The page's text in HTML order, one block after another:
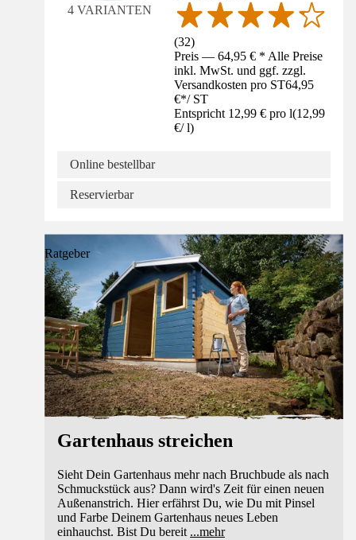
4 VARIANTEN
(32)
Preis — 64,95 € * Alle Preise
inkl. MwSt. und ggf. zzgl.
Versandkosten pro ST64,95
€*/ ST
Entspricht 12,99 € pro l(12,99
€/ l)
Online bestellbar
Reservierbar
Ratgeber
Gartenhaus streichen
Sieht Dein Gartenhaus mehr nach Bruchbude als nach
Schmuckstück aus? Dann wird's Zeit für einen neuen
Außenanstrich. Hier erfährst Du, wie Du mit Pinsel
und Farbe Deinem Gartenhaus neues Leben
einhauchst. Bist Du bereit ...mehr